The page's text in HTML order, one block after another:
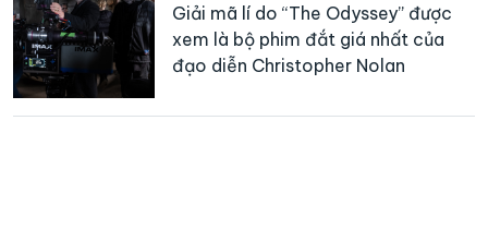
Giải mã lí do “The Odyssey” được
xem là bộ phim đắt giá nhất của
đạo diễn Christopher Nolan